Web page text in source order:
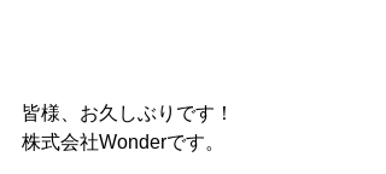
皆様、お久しぶりです！
株式会社Wonderです。